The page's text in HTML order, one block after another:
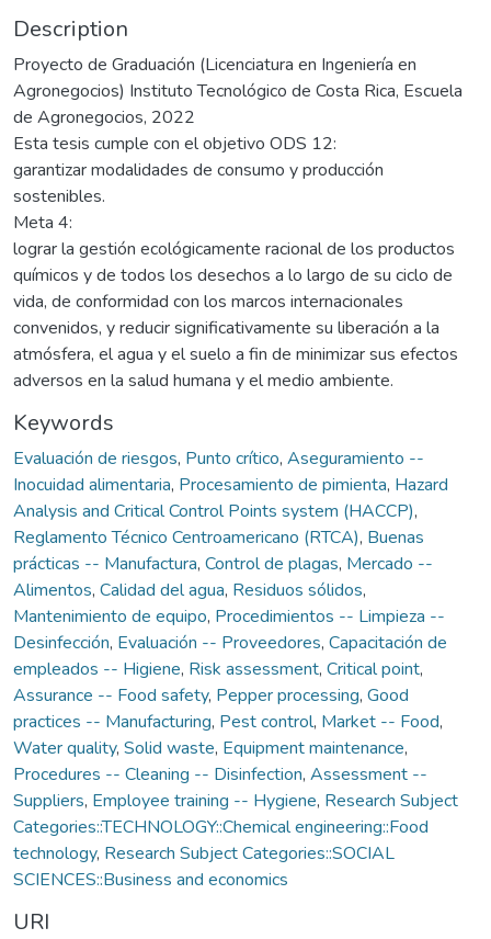
Description
Proyecto de Graduación (Licenciatura en Ingeniería en
Agronegocios) Instituto Tecnológico de Costa Rica, Escuela
de Agronegocios, 2022
Esta tesis cumple con el objetivo ODS 12:
garantizar modalidades de consumo y producción
sostenibles.
Meta 4:
lograr la gestión ecológicamente racional de los productos
químicos y de todos los desechos a lo largo de su ciclo de
vida, de conformidad con los marcos internacionales
convenidos, y reducir significativamente su liberación a la
atmósfera, el agua y el suelo a fin de minimizar sus efectos
adversos en la salud humana y el medio ambiente.
Keywords
Evaluación de riesgos, Punto crítico, Aseguramiento --
Inocuidad alimentaria, Procesamiento de pimienta, Hazard
Analysis and Critical Control Points system (HACCP),
Reglamento Técnico Centroamericano (RTCA), Buenas
prácticas -- Manufactura, Control de plagas, Mercado --
Alimentos, Calidad del agua, Residuos sólidos,
Mantenimiento de equipo, Procedimientos -- Limpieza --
Desinfección, Evaluación -- Proveedores, Capacitación de
empleados -- Higiene, Risk assessment, Critical point,
Assurance -- Food safety, Pepper processing, Good
practices -- Manufacturing, Pest control, Market -- Food,
Water quality, Solid waste, Equipment maintenance,
Procedures -- Cleaning -- Disinfection, Assessment --
Suppliers, Employee training -- Hygiene, Research Subject
Categories::TECHNOLOGY::Chemical engineering::Food
technology, Research Subject Categories::SOCIAL
SCIENCES::Business and economics
URI